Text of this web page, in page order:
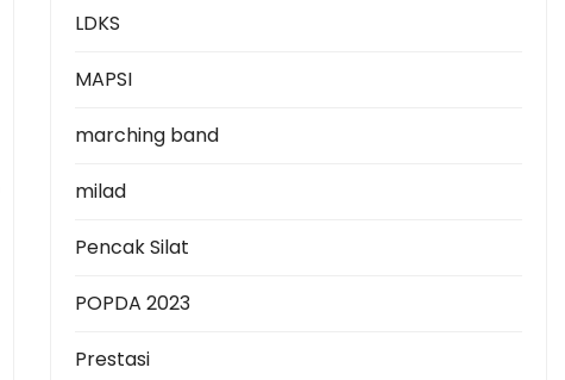
LDKS
MAPSI
marching band
milad
Pencak Silat
POPDA 2023
Prestasi